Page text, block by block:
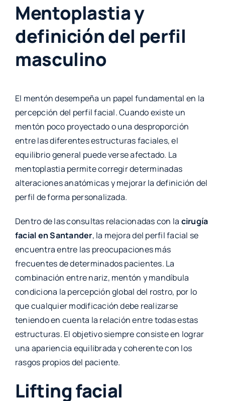
Mentoplastia y
definición del perfil
masculino
El mentón desempeña un papel fundamental en la
percepción del perfil facial. Cuando existe un
mentón poco proyectado o una desproporción
entre las diferentes estructuras faciales, el
equilibrio general puede verse afectado. La
mentoplastia permite corregir determinadas
alteraciones anatómicas y mejorar la definición del
perfil de forma personalizada.
Dentro de las consultas relacionadas con la cirugía
facial en Santander, la mejora del perfil facial se
encuentra entre las preocupaciones más
frecuentes de determinados pacientes. La
combinación entre nariz, mentón y mandíbula
condiciona la percepción global del rostro, por lo
que cualquier modificación debe realizarse
teniendo en cuenta la relación entre todas estas
estructuras. El objetivo siempre consiste en lograr
una apariencia equilibrada y coherente con los
rasgos propios del paciente.
Lifting facial